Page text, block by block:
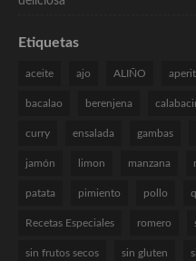
Etiquetas
aceite ajo ALIÑO
bacalao berenjena
curry ensalada gambas
jamón limon manzana
patata pimiento pollo
Recetas Especiales romero
sin frutos secos sin gluten